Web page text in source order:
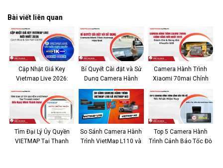
Bài viết liên quan
Cập Nhật Giá Key
Vietmap Live 2026:
Giá Rẻ
Bí Quyết Cài đặt và Sử
Dụng Camera Hành
Trình Vietmap Hiệu Quả
Camera Hành Trình
Xiaomi 70mai Chính
Bảng Giá Khuyến Mãi
Tìm Đại Lý Ủy Quyền
VIETMAP Tại Thanh
So Sánh Camera Hành
Trình VietMap L110 và
Top 5 Camera Hành
Trình Cảnh Báo Tốc Độ